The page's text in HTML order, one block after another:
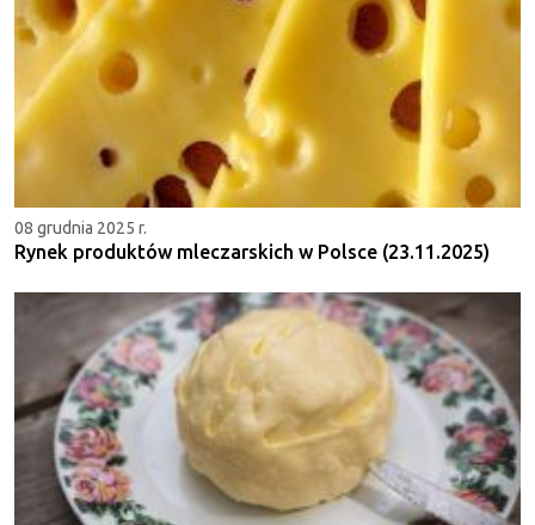
08 grudnia 2025 r.
Rynek produktów mleczarskich w Polsce (23.11.2025)